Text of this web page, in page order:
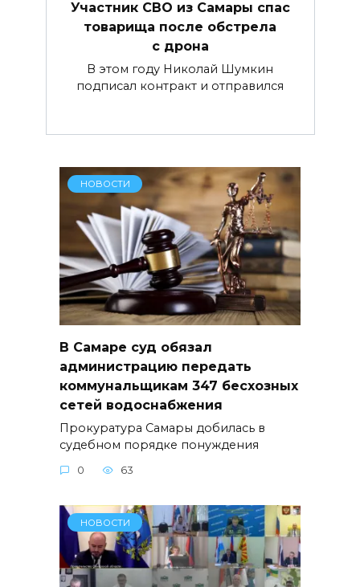
Участник СВО из Самары спас
товарища после обстрела
с дрона
В этом году Николай Шумкин
подписал контракт и отправился
НОВОСТИ
В Самаре суд обязал
администрацию передать
коммунальщикам 347 бесхозных
сетей водоснабжения
Прокуратура Самары добилась в
судебном порядке понуждения
0 63
НОВОСТИ